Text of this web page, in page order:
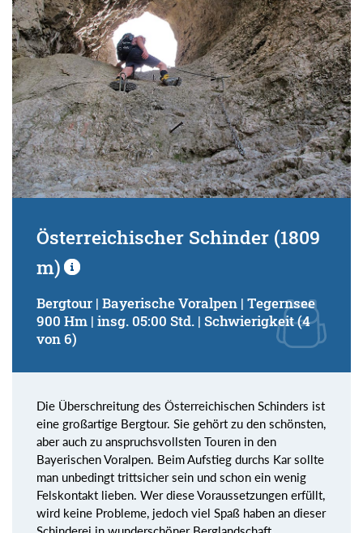
Österreichischer Schinder (1809
m)
Bergtour | Bayerische Voralpen | Tegernsee
900 Hm | insg. 05:00 Std. | Schwierigkeit (4
von 6)
Die Überschreitung des Österreichischen Schinders ist
eine großartige Bergtour. Sie gehört zu den schönsten,
aber auch zu anspruchsvollsten Touren in den
Bayerischen Voralpen. Beim Aufstieg durchs Kar sollte
man unbedingt trittsicher sein und schon ein wenig
Felskontakt lieben. Wer diese Voraussetzungen erfüllt,
wird keine Probleme, jedoch viel Spaß haben an dieser